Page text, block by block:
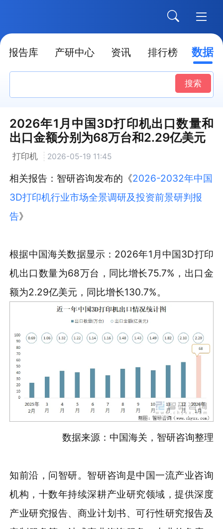
报告库 产研中心 资讯 排行榜 数据
搜索
2026年1月中国3D打印机出口数量和
出口金额分别为68万台和2.29亿美元
打印机 2026-05-19 11:45
相关报告：智研咨询发布的《2026-2032年中国
3D打印机行业市场全景调研及投资前景研判报
告》
根据中国海关数据显示：2026年1月中国3D打印
机出口数量为68万台，同比增长75.7%，出口金
额为2.29亿美元，同比增长130.7%。
数据来源：中国海关，智研咨询整理
知前沿，问智研。智研咨询是中国一流产业咨询
机构，十数年持续深耕产业研究领域，提供深度
产业研究报告、商业计划书、可行性研究报告及